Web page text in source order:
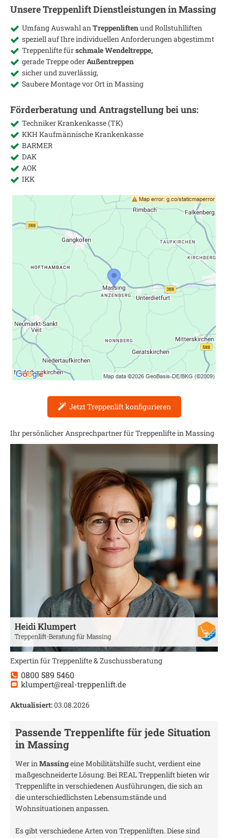
Unsere Treppenlift Dienstleistungen inMassing
Umfang Auswahl anTreppenliftenund Rollstuhlliften
speziell auf Ihre individuellen Anforderungen abgestimmt
Treppenlifte fürschmale Wendeltreppe,
gerade Treppe oderAußentreppen
sicher und zuverlässig,
Saubere Montage vor Ort inMassing
Förderberatung und Antragstellung bei uns:
Techniker Krankenkasse (TK)
KKH Kaufmännische Krankenkasse
BARMER
DAK
AOK
IKK
Jetzt Treppenlift konfigurieren
Ihr persönlicher Ansprechpartner für Treppenlifte inMassing
Expertin für Treppenlifte & Zuschussberatung
0800 589 5460
klumpert@real-treppenlift.de
Aktualisiert:03.08.2026
Passende Treppenlifte für jede Situation
inMassing
Wer inMassingeine Mobilitätshilfe sucht, verdient eine
maßgeschneiderte Lösung. Bei REAL Treppenlift bieten wir
Treppenlifte in verschiedenen Ausführungen, die sich an
die unterschiedlichsten Lebensumstände und
Wohnsituationen anpassen.
Es gibt verschiedene Arten von Treppenliften. Diese sind